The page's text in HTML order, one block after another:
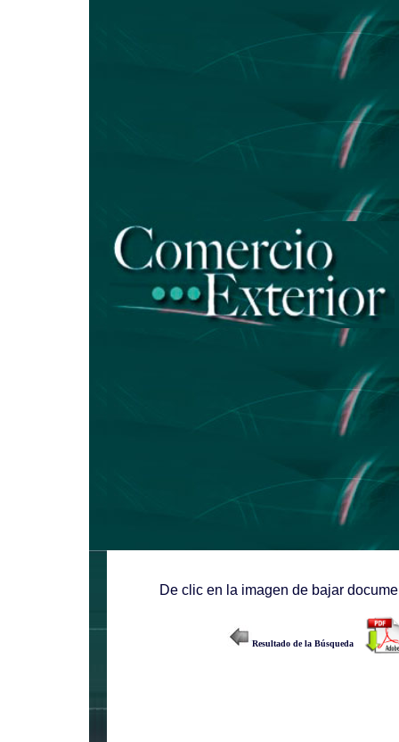
De clic en la imagen de bajar
Resultado de la Búsqueda